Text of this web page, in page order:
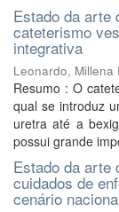
Estado da arte
cateterismo
integrativa
Leonardo, Millena
Resumo : O
qual se introduz
uretra até a
possui grande
Estado da arte
cuidados de
cenário